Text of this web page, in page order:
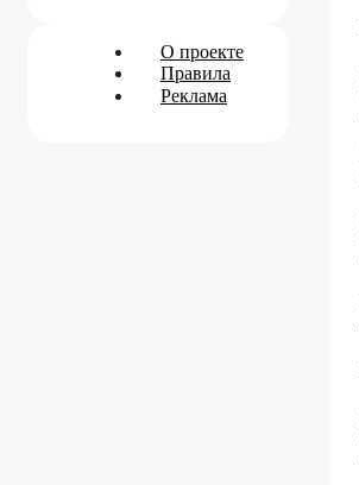
О проекте
Правила
Реклама